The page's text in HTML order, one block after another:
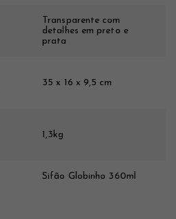
Transparente com
detalhes em preto e
prata
35 x 16 x 9,5 cm
1,3kg
Sifão Globinho 360ml